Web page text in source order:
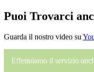
Puoi Trovarci
Guarda il nostro video su
Effettuiamo il servizio